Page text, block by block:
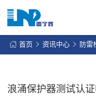
首页 资讯中心 防雷
浪涌保护器测试认证
网